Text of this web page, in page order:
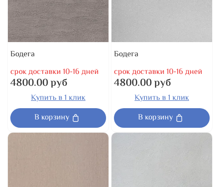
Бодега
срок доставки 10-16 дней
4800.00 руб
Купить в 1 клик
В корзину
Бодега
срок доставки 10-16 дней
4800.00 руб
Купить в 1 клик
В корзину